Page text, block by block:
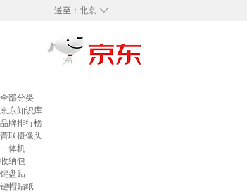
◇
送至： 北京
全部分类
京东知识库
品牌排行榜
普联摄像头
一体机
收纳包
键盘贴
键帽贴纸